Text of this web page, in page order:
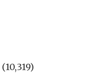
(10,319)